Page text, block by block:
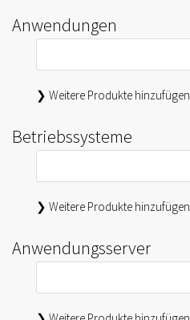
Anwendungen
❯ Weitere Produkte hinzufügen
Betriebssysteme
❯ Weitere Produkte hinzufügen
Anwendungsserver